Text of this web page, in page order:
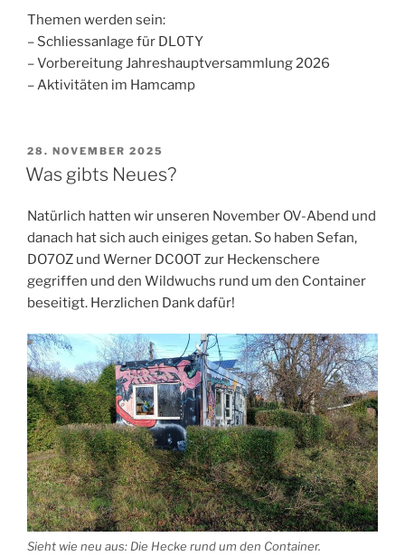
Themen werden sein:
– Schliessanlage für DL0TY
– Vorbereitung Jahreshauptversammlung 2026
– Aktivitäten im Hamcamp
VERÖFFENTLICHT
AM
28. NOVEMBER 2025
Was gibts Neues?
Natürlich hatten wir unseren November OV-Abend und
danach hat sich auch einiges getan. So haben Sefan,
DO7OZ und Werner DC0OT zur Heckenschere
gegriffen und den Wildwuchs rund um den Container
beseitigt. Herzlichen Dank dafür!
Sieht wie neu aus: Die Hecke rund um den Container.